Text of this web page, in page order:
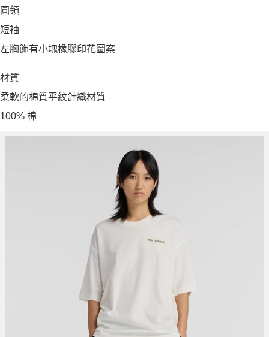
圓領
短袖
左胸飾有小塊橡膠印花圖案
材質
柔軟的棉質平紋針織材質
100% 棉